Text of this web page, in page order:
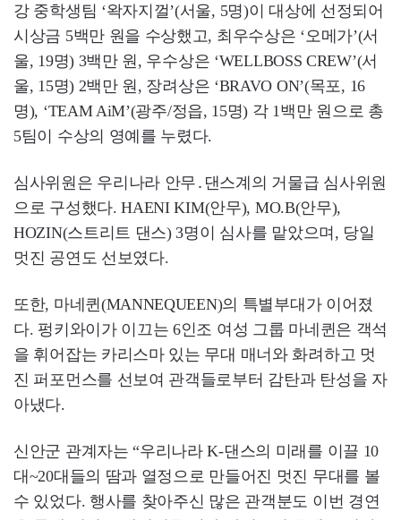
강 중학생팀 ‘왁자지껄’(서울, 5명)이 대상에 선정되어
시상금 5백만 원을 수상했고, 최우수상은 ‘오메가’(서
울, 19명) 3백만 원, 우수상은 ‘WELLBOSS CREW’(서
울, 15명) 2백만 원, 장려상은 ‘BRAVO ON’(목포, 16
명), ‘TEAM AiM’(광주/정읍, 15명) 각 1백만 원으로 총
5팀이 수상의 영예를 누렸다.
심사위원은 우리나라 안무․댄스계의 거물급 심사위원
으로 구성했다. HAENI KIM(안무), MO.B(안무),
HOZIN(스트리트 댄스) 3명이 심사를 맡았으며, 당일
멋진 공연도 선보였다.
또한, 마네퀸(MANNEQUEEN)의 특별부대가 이어졌
다. 펑키와이가 이끄는 6인조 여성 그룹 마네퀸은 객석
을 휘어잡는 카리스마 있는 무대 매너와 화려하고 멋
진 퍼포먼스를 선보여 관객들로부터 감탄과 탄성을 자
아냈다.
신안군 관계자는 “우리나라 K-댄스의 미래를 이끌 10
대~20대들의 땀과 열정으로 만들어진 멋진 무대를 볼
수 있었다. 행사를 찾아주신 많은 관객분도 이번 경연